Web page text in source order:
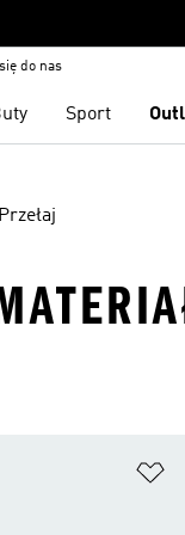
do nas
Sport
Przełaj